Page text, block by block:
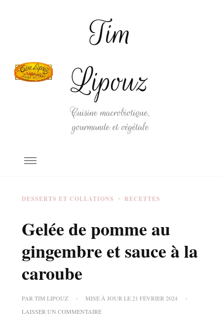
Tim
Lipouz
Cuisine macrobiotique,
gourmande et végétale
DESSERTS ET COLLATIONS RECETTES
Gelée de pomme au
gingembre et sauce à la
caroube
PAR TIM LIPOUZ MISE À JOUR LE21 FÉVRIER 2024
LAISSER UN COMMENTAIRESUR